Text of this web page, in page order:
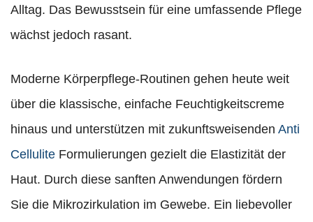
Alltag. Das Bewusstsein für eine umfassende Pflege
wächst jedoch rasant.
Moderne Körperpflege-Routinen gehen heute weit
über die klassische, einfache Feuchtigkeitscreme
hinaus und unterstützen mit zukunftsweisenden Anti
Cellulite Formulierungen gezielt die Elastizität der
Haut. Durch diese sanften Anwendungen fördern
Sie die Mikrozirkulation im Gewebe. Ein liebevoller